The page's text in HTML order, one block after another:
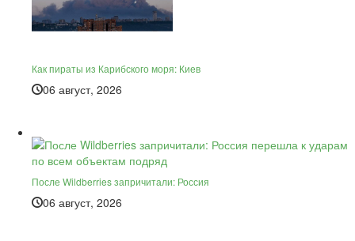
Как пираты из Карибского моря: Киев
06 август, 2026
После Wildberries запричитали: Россия
06 август, 2026